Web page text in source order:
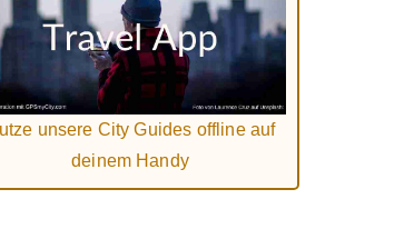
unsere City Guides offline auf
deinem Handy